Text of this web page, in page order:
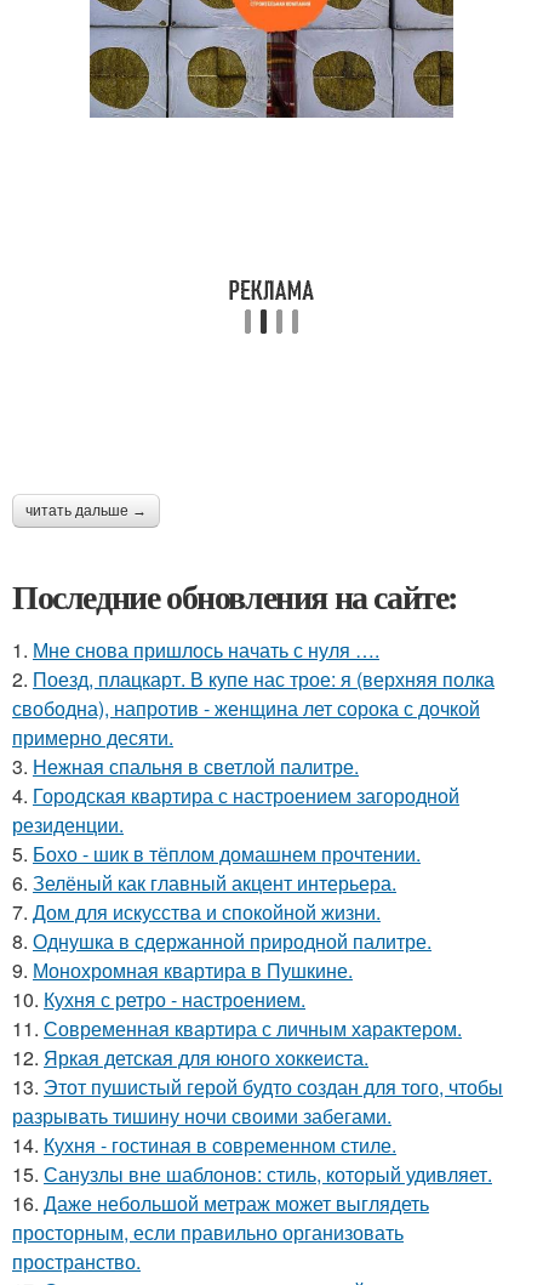
читать дальше →
Последние обновления на сайте:
1. Мне снова пришлось начать с нуля ….
2. Поезд, плацкарт. В купе нас трое: я (верхняя полка
свободна), напротив - женщина лет сорока с дочкой
примерно десяти.
3. Нежная спальня в светлой палитре.
4. Городская квартира с настроением загородной
резиденции.
5. Бохо - шик в тёплом домашнем прочтении.
6. Зелёный как главный акцент интерьера.
7. Дом для искусства и спокойной жизни.
8. Однушка в сдержанной природной палитре.
9. Монохромная квартира в Пушкине.
10. Кухня с ретро - настроением.
11. Современная квартира с личным характером.
12. Яркая детская для юного хоккеиста.
13. Этот пушистый герой будто создан для того, чтобы
разрывать тишину ночи своими забегами.
14. Кухня - гостиная в современном стиле.
15. Санузлы вне шаблонов: стиль, который удивляет.
16. Даже небольшой метраж может выглядеть
просторным, если правильно организовать
пространство.